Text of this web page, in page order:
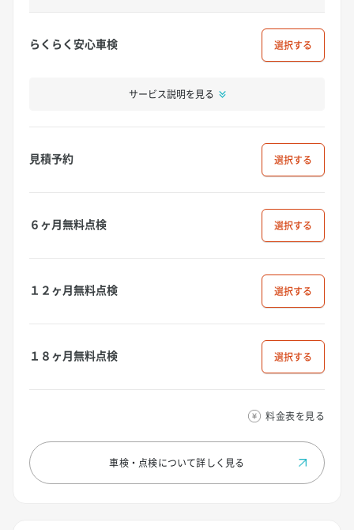
らくらく安心車検 選択
サービス説明を見る
見積予約 選択
６ヶ月無料点検 選択
１２ヶ月無料点検 選択
１８ヶ月無料点検 選択
料金表を見る
車検・点検について詳しく見る